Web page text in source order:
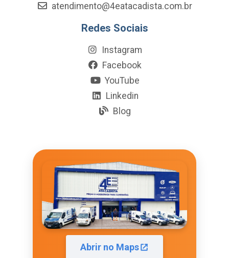
atendimento@4eatacadista.com.br
Redes Sociais
Instagram
Facebook
YouTube
Linkedin
Blog
Abrir no Maps